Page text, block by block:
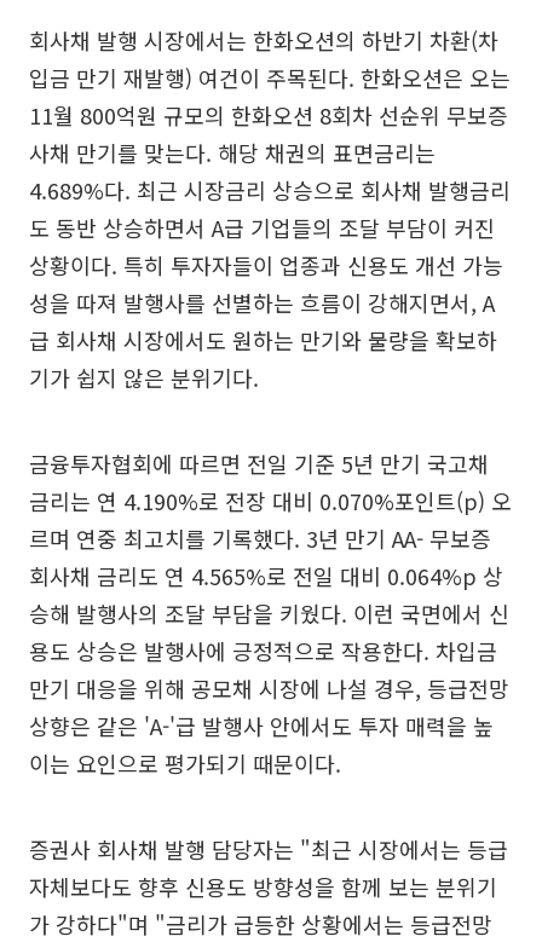
회사채 발행 시장에서는 한화오션의 하반기 차환(차
입금 만기 재발행) 여건이 주목된다. 한화오션은 오는
11월 800억원 규모의 한화오션 8회차 선순위 무보증
사채 만기를 맞는다. 해당 채권의 표면금리는
4.689%다. 최근 시장금리 상승으로 회사채 발행금리
도 동반 상승하면서 A급 기업들의 조달 부담이 커진
상황이다. 특히 투자자들이 업종과 신용도 개선 가능
성을 따져 발행사를 선별하는 흐름이 강해지면서, A
급 회사채 시장에서도 원하는 만기와 물량을 확보하
기가 쉽지 않은 분위기다.
금융투자협회에 따르면 전일 기준 5년 만기 국고채
금리는 연 4.190%로 전장 대비 0.070%포인트(p) 오
르며 연중 최고치를 기록했다. 3년 만기 AA- 무보증
회사채 금리도 연 4.565%로 전일 대비 0.064%p 상
승해 발행사의 조달 부담을 키웠다. 이런 국면에서 신
용도 상승은 발행사에 긍정적으로 작용한다. 차입금
만기 대응을 위해 공모채 시장에 나설 경우, 등급전망
상향은 같은 'A-'급 발행사 안에서도 투자 매력을 높
이는 요인으로 평가되기 때문이다.
증권사 회사채 발행 담당자는 "최근 시장에서는 등급
자체보다도 향후 신용도 방향성을 함께 보는 분위기
가 강하다"며 "금리가 급등한 상황에서는 등급전망